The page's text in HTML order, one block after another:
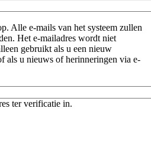
Alle e-mails van het systeem zullen
Het e-mailadres wordt niet
gebruikt als u een nieuw
als u nieuws of herinneringen via e-
ter verificatie in.